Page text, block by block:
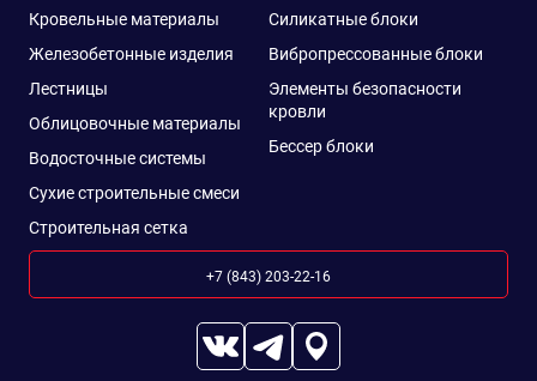
Кровельные материалы
Железобетонные изделия
Лестницы
Облицовочные материалы
Водосточные системы
Сухие строительные смеси
Строительная сетка
Силикатные блоки
Вибропрессованные блоки
Элементы безопасности
кровли
Бессер блоки
+7 (843) 203-22-16